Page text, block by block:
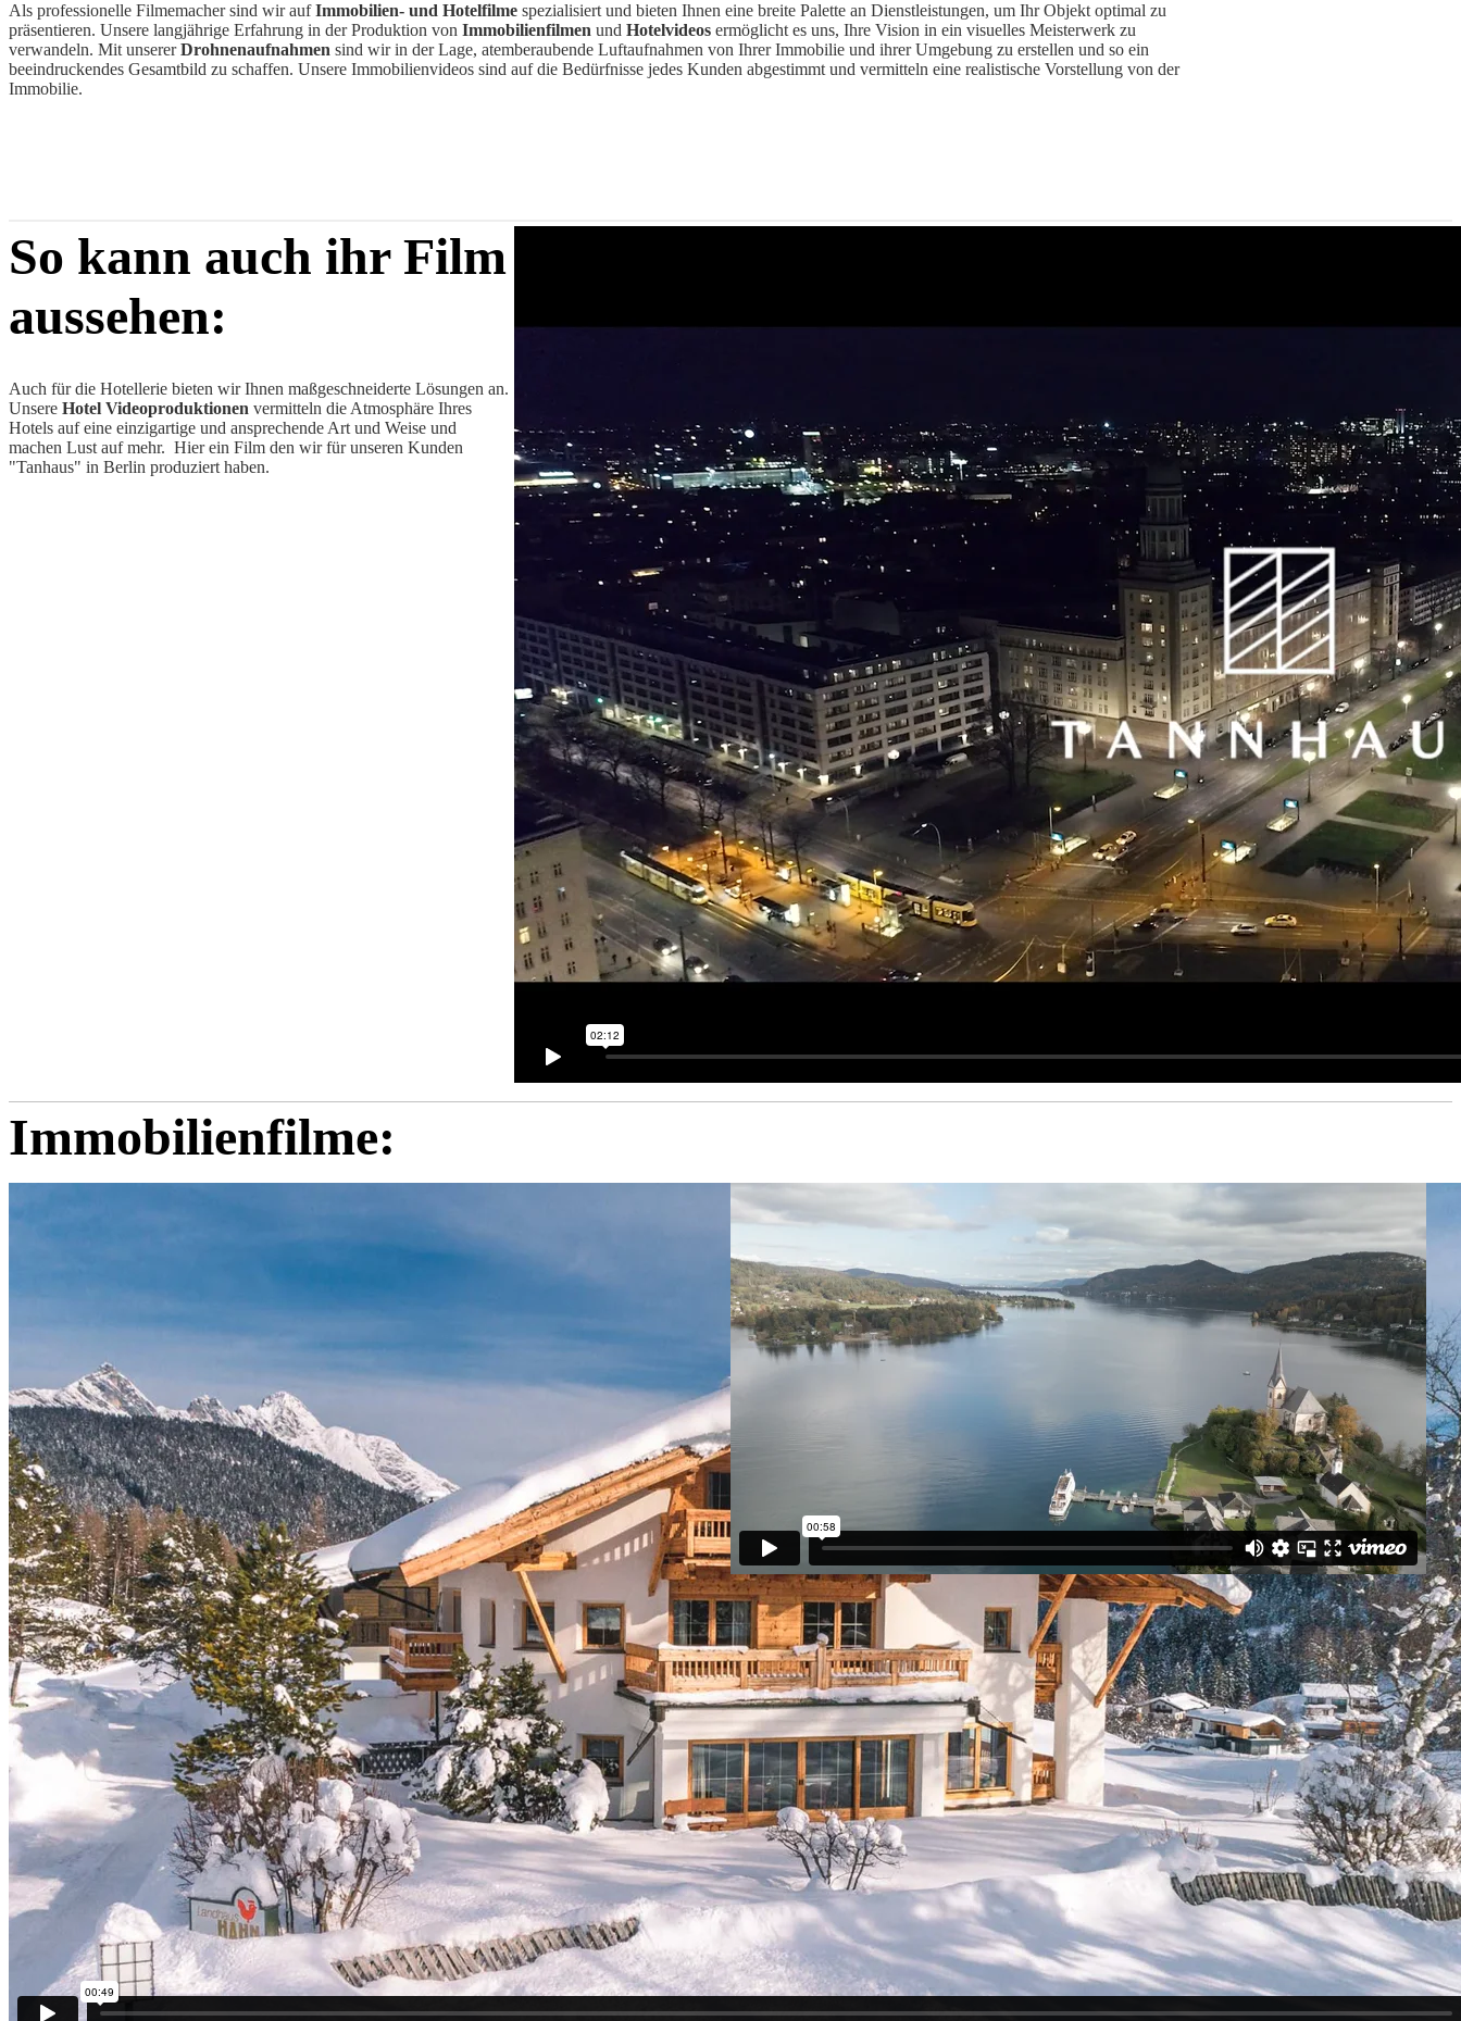
Als professionelle Filmemacher sind wir aufImmobilien- und Hotelfilme spezialisiert und bieten Ihnen eine breite Palette an Dienstleistungen, um Ihr Objekt optimal zu
präsentieren. Unsere langjährige Erfahrung in der Produktion von Immobilienfilmen und Hotelvideos ermöglicht es uns, Ihre Vision in ein visuelles Meisterwerk zu
verwandeln. Mit unsererDrohnenaufnahmen sind wir in der Lage, atemberaubende Luftaufnahmen von Ihrer Immobilie und ihrer Umgebung zu erstellen und so ein
beeindruckendes Gesamtbild zu schaffen. Unsere Immobilienvideos sind auf die Bedürfnisse jedes Kunden abgestimmt und vermitteln eine realistische Vorstellung von der
Immobilie.
So kann auch ihr Film
aussehen:
Auch für die Hotellerie bieten wir Ihnen maßgeschneiderte Lösungen an.
Unsere Hotel Videoproduktionen vermitteln die Atmosphäre Ihres
Hotels auf eine einzigartige und ansprechende Art und Weise und
machen Lust auf mehr. Hier ein Film den wir für unseren Kunden
"Tanhaus" in Berlin produziert haben.
Immobilienfilme: